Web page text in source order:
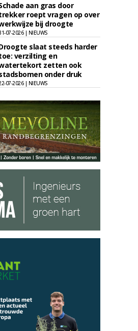
aan gras door
roept vragen op over
bij droogte
07-2026 | NIEUWS
slaat steeds harder
verzilting en
zetten ook
onder druk
07-2026 | NIEUWS